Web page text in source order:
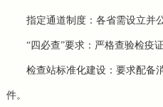
指定通道制度：各省需设立并
“四必查”要求：严格查验检疫
检查站标准化建设：要求配备
件。